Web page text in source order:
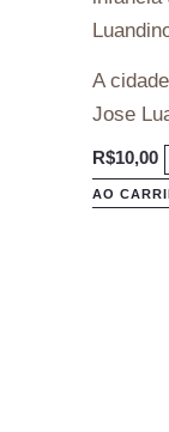
A
Jose
R$10,00
AO